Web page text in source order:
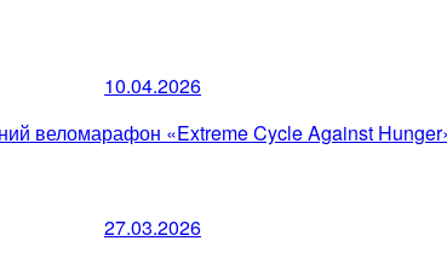
10.04.2026
веломарафон «Extreme Cycle Against
27.03.2026